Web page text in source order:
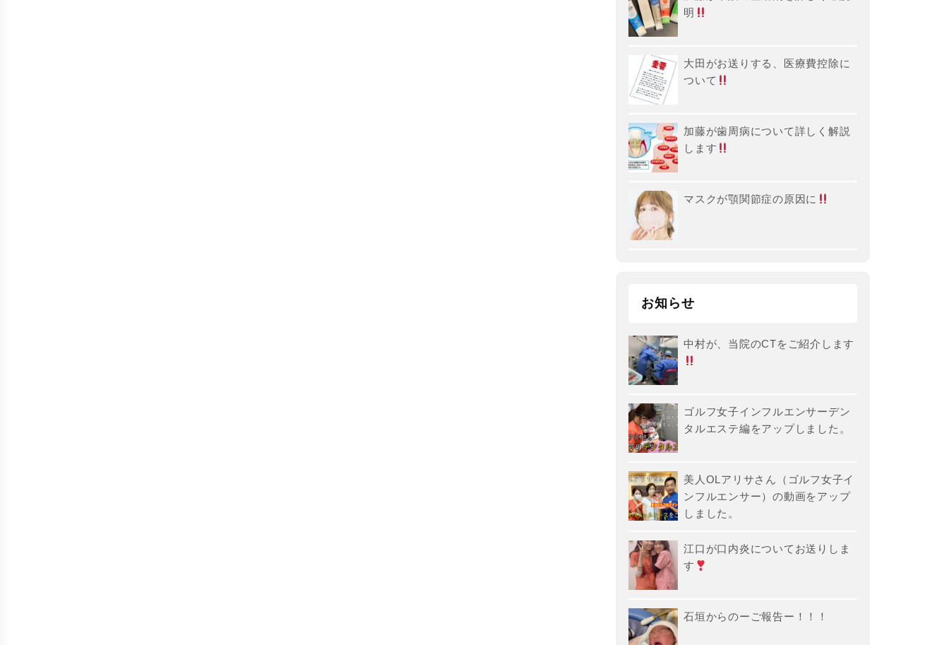
明
大田がお送りする、医療費控除に
ついて
加藤が歯周病について詳しく解説
します
マスクが顎関節症の原因に
お知らせ
中村が、当院のCTをご紹介します
ゴルフ女子インフルエンサーデン
タルエステ編をアップしました。
美人OLアリサさん（ゴルフ女子イ
ンフルエンサー）の動画をアップ
しました。
江口が口内炎についてお送りしま
す
石垣からのーご報告ー！！！